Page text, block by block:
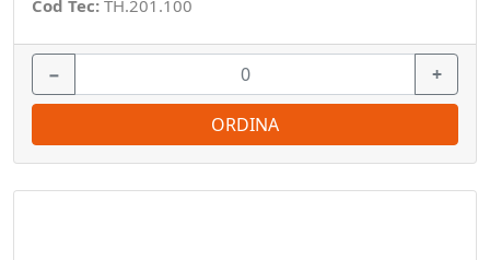
Cod Tec: TH.201.100
− +
ORDINA